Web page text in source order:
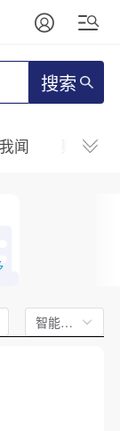
搜索
闻 财新
智能排序